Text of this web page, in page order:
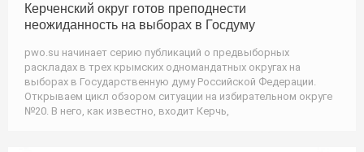
Керченский округ готов преподнести
неожиданность на выборах в Госдуму
pwo.su начинает серию публикаций о предвыборных
раскладах в трех крымских одномандатных округах на
выборах в Государственную думу Российской Федерации.
Открываем цикл обзором ситуации на избирательном округе
№20. В него, как известно, входит Керчь,